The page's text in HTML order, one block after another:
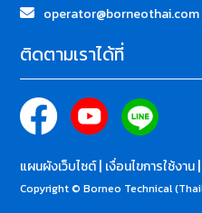
operator@borneothai.com
ติดตามเราได้ที่
Copyright © Borneo Technical
แผนผังเว็บไซต์| เงื่อนไขการใช้งาน|